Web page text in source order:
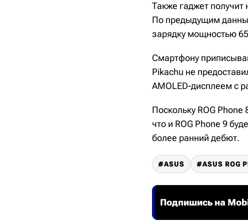
Также гаджет
По предыдущим
зарядку мощностью
Смартфону
Pikachu не
AMOLED-дисплеем с
Поскольку ROG
что и ROG Phone 9
более ранний дебют.
ASUS ASUS ROG
Подпишись на